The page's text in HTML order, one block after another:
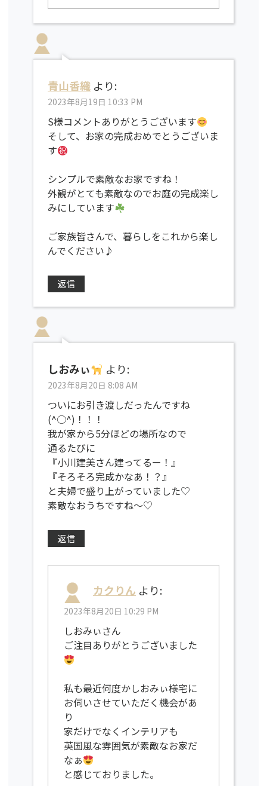
青山香織 より:
2023年8月19日 10:33 PM
S様コメントありがとうございます
そして、お家の完成おめでとうございま
す
シンプルで素敵なお家ですね！
外観がとても素敵なのでお庭の完成楽し
みにしています
ご家族皆さんで、暮らしをこれから楽し
んでください♪
返信
しおみぃ より:
2023年8月20日 8:08 AM
ついにお引き渡しだったんですね
(^○^)！！！
我が家から5分ほどの場所なので
通るたびに
『小川建美さん建ってるー！』
『そろそろ完成かなあ！？』
と夫婦で盛り上がっていました♡
素敵なおうちですね〜♡
返信
カクりん より:
2023年8月20日 10:29 PM
しおみぃさん
ご注目ありがとうございました
私も最近何度かしおみぃ様宅に
お伺いさせていただく機会があ
り
家だけでなくインテリアも
英国風な雰囲気が素敵なお家だ
なぁ
と感じておりました。